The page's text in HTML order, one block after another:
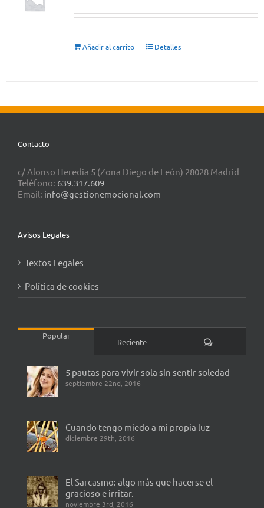
Añadir al carrito Detalles
Contacto
c/ Alonso Heredia 5 (Zona Diego de León) 28028 Madrid
Teléfono: 639.317.609
Email: info@gestionemocional.com
Avisos Legales
Textos Legales
Política de cookies
Popular
Reciente Comentarios
5 pautas para vivir sola sin sentir soledad
septiembre 22nd, 2016
Cuando tengo miedo a mi propia luz
diciembre 29th, 2016
El Sarcasmo: algo más que hacerse el
gracioso e irritar.
noviembre 3rd, 2016